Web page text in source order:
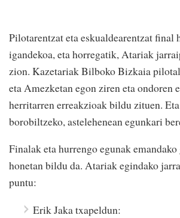
Pilotarentzat eta eskualdearentzat final
igandekoa, eta horregatik, Atariak
zion. Kazetariak Bilboko Bizkaia
eta Amezketan egon ziren eta ondoren
herritarren erreakzioak bildu zituen.
borobiltzeko, astelehenean egunkari
Finalak eta hurrengo egunak
honetan bildu da. Atariak egindako
puntu:
Erik Jaka txapeldun: